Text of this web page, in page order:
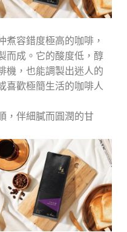
煮容錯度極高的咖啡，
而成。它的酸度低，醇
機，也能調製出迷人的
喜歡極簡生活的咖啡人
，伴細膩而圓潤的甘